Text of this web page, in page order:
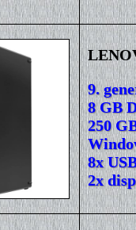
9.
8 GB
250
8x
2x